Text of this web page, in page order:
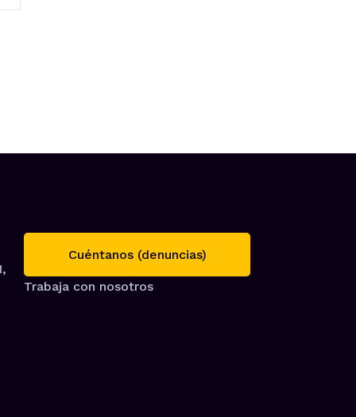
Cuéntanos (denuncias)
Trabaja con nosotros